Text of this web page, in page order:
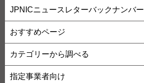
JPNICニュースレターバックナンバー
おすすめページ
カテゴリーから調べる
指定事業者向け